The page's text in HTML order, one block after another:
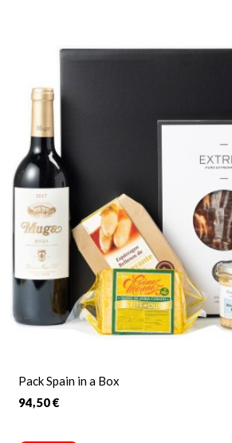
Pack Spain in a Box
94,50 €